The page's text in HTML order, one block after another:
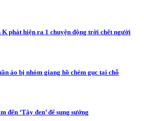
phát hiện ra 1 chuyện động trời chết người
áo bị nhóm giang hồ chém gục tại chỗ
đến ‘Tây đen’ để sung sướng